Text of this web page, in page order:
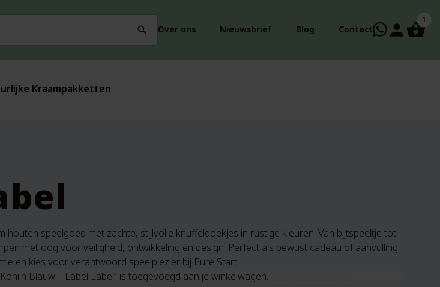
search Over ons Nieuwsbrief Blog Contact person
1
Kraampakketten
houten speelgoed met zachte, stijlvolle knuffeldoekjes in rustige kleuren. Van bijtspeeltje tot
met oog voor veiligheid, ontwikkeling én design. Perfect als bewust cadeau of aanvulling
en kies voor verantwoord speelplezier bij Pure Start.
Blauw – Label Label” is toegevoegd aan je winkelwagen.